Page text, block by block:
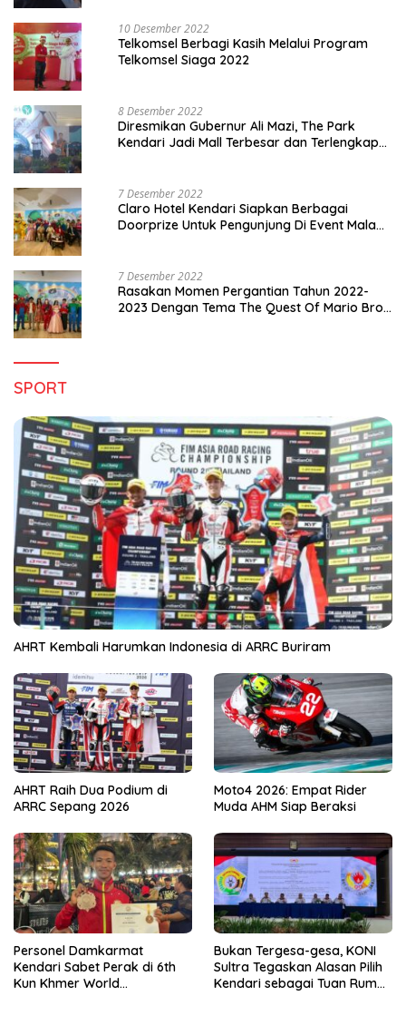
10 Desember 2022
Telkomsel Berbagi Kasih Melalui Program
Telkomsel Siaga 2022
8 Desember 2022
Diresmikan Gubernur Ali Mazi, The Park
Kendari Jadi Mall Terbesar dan Terlengkap
7 Desember 2022
Claro Hotel Kendari Siapkan Berbagai
Doorprize Untuk Pengunjung Di Event Malam
7 Desember 2022
Rasakan Momen Pergantian Tahun 2022-
2023 Dengan Tema The Quest Of Mario Bros
SPORT
AHRT Kembali Harumkan Indonesia di ARRC Buriram
AHRT Raih Dua Podium di
ARRC Sepang 2026
Moto4 2026: Empat Rider
Muda AHM Siap Beraksi
Personel Damkarmat
Kendari Sabet Perak di 6th
Kun Khmer World
Bukan Tergesa-gesa, KONI
Sultra Tegaskan Alasan Pilih
Kendari sebagai Tuan Rumah